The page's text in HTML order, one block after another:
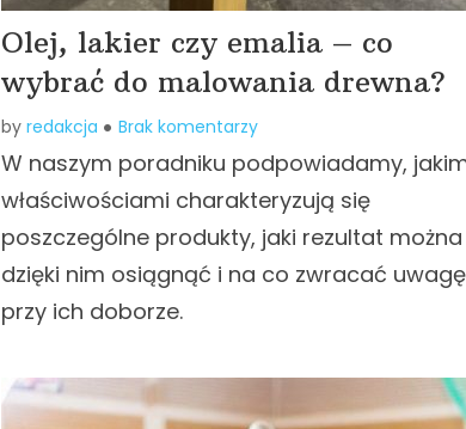
Olej, lakier czy emalia – co
wybrać do malowania drewna?
by redakcja Brak komentarzy
W naszym poradniku podpowiadamy,
właściwościami charakteryzują się
poszczególne produkty, jaki rezultat można
dzięki nim osiągnąć i na co zwracać uwagę
przy ich doborze.